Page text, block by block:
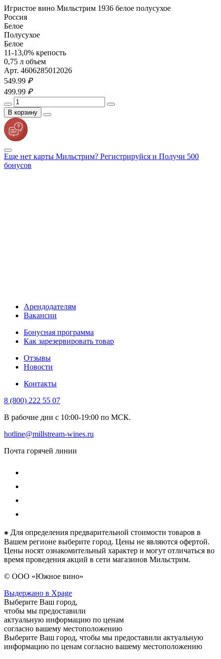
Игристое вино Мильстрим 1936 белое полусухое
Россия
Белое
Полусухое
Белое
11-13,0% крепость
0,75 л объем
Арт. 4606285012026
549.99 ₽
499.99 ₽
В корзину
Еще нет карты Мильстрим? Регистрируйся и Получи 500
бонусов
Арендодателям
Вакансии
Бонусная программа
Как зарезервировать товар
Отзывы
Новости
Контакты
8 (800) 222 55 07
В рабочие дни с 10:00-19:00 по МСК.
hotline@millstream-wines.ru
Почта горячей линии
⁕ Для определения предварительной стоимости товаров в
Вашем регионе выберите город. Цены не являются офертой.
Цены носят ознакомительный характер и могут отличаться во
время проведения акций в сети магазинов Мильстрим.
© ООО «Южное вино»
Выдержано в Xpage
Выберите Ваш город,
чтобы мы предоставили
актуальную информацию по ценам
согласно вашему местоположению
Выберите Ваш город, чтобы мы предоставили актуальную
информацию по ценам согласно вашему местоположению